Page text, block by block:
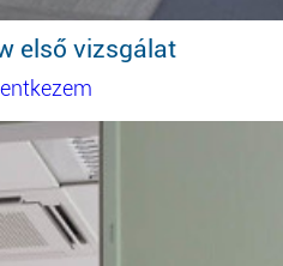
első vizsgálat